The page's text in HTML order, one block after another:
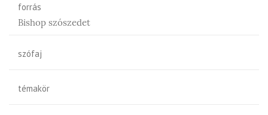
forrás
Bishop szószedet
szófaj
témakör